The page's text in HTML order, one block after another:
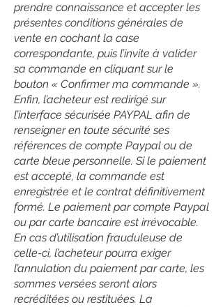
prendre connaissance et accepter les
présentes conditions générales de
vente en cochant la case
correspondante, puis l’invite à valider
sa commande en cliquant sur le
bouton « Confirmer ma commande ».
Enfin, l’acheteur est redirigé sur
l’interface sécurisée PAYPAL afin de
renseigner en toute sécurité ses
références de compte Paypal ou de
carte bleue personnelle. Si le paiement
est accepté, la commande est
enregistrée et le contrat définitivement
formé. Le paiement par compte Paypal
ou par carte bancaire est irrévocable.
En cas d’utilisation frauduleuse de
celle-ci, l’acheteur pourra exiger
l’annulation du paiement par carte, les
sommes versées seront alors
recréditées ou restituées. La